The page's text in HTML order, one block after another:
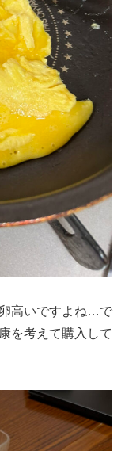
高いですよね…で
を考えて購入して